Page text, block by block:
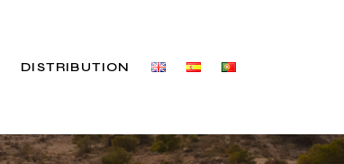
DISTRIBUTION